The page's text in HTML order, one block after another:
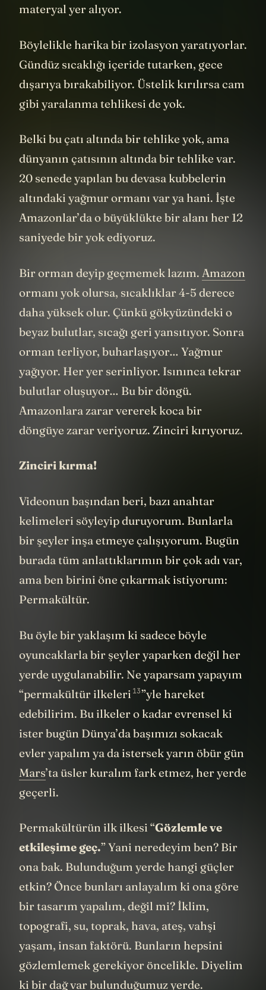
esnek, geri dönüştürülebilir plastik
Böylelikle harika bir izolasyon yaratıyorlar.
Gündüz sıcaklığı içeride tutarken, gece
dışarıya bırakabiliyor. Üstelik kırılırsa cam
Belki bu çatı altında bir tehlike yok, ama
dünyanın çatısının altında bir tehlike var.
20 senede yapılan bu devasa kubbelerin
altındaki yağmur ormanı var ya hani. İşte
Amazonlar’da o büyüklükte bir alanı her 12
Bir orman deyip geçmemek lazım.Amazon
ormanı yok olursa, sıcaklıklar 4-5 derece
daha yüksek olur. Çünkü gökyüzündeki o
beyaz bulutlar, sıcağı geri yansıtıyor. Sonra
orman terliyor, buharlaşıyor… Yağmur
yağıyor. Her yer serinliyor. Isınınca tekrar
bulutlar oluşuyor… Bu bir döngü.
Amazonlara zarar vererek koca bir
Videonun başından beri, bazı anahtar
kelimeleri söyleyip duruyorum. Bunlarla
bir şeyler inşa etmeye çalışıyorum. Bugün
burada tüm anlattıklarımın bir çok adı var,
ama ben birini öne çıkarmak istiyorum:
Bu öyle bir yaklaşım ki sadece böyle
oyuncaklarla bir şeyler yaparken değil her
yerde uygulanabilir. Ne yaparsam yapayım
“permakültür ilkeleri
”yle hareket
edebilirim. Bu ilkeler o kadar evrensel ki
ister bugün Dünya’da başımızı sokacak
evler yapalım ya da istersek yarın öbür gün
Mars’ta üsler kuralım fark etmez, her yerde
Permakültürün ilk ilkesi “Gözlemle ve
etkileşime geç.” Yani neredeyim ben? Bir
ona bak. Bulunduğum yerde hangi güçler
etkin? Önce bunları anlayalım ki ona göre
bir tasarım yapalım, değil mi? İklim,
topografi, su, toprak, hava, ateş, vahşi
yaşam, insan faktörü. Bunların hepsini
gözlemlemek gerekiyor öncelikle. Diyelim